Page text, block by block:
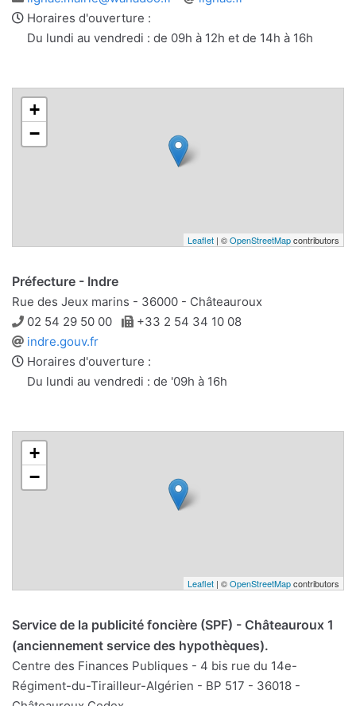
e-
mail
Horaires d'ouverture :
Du lundi au vendredi : de 09h à 12h et de 14h à 16h
+
−
Leaflet | ©OpenStreetMapcontributors
Préfecture - Indre
Rue des Jeux marins - 36000 - Châteauroux
Téléphone
02 54 29 50 00 Télécopie
+33 2 54 34 10 08
Site
web
indre.gouv.fr
Horaires d'ouverture :
Du lundi au vendredi : de '09h à 16h
+
−
Leaflet | ©OpenStreetMapcontributors
Service de la publicité foncière (SPF) - Châteauroux 1
(anciennement service des hypothèques).
Centre des Finances Publiques - 4 bis rue du 14e-
Régiment-du-Tirailleur-Algérien - BP 517 - 36018 -